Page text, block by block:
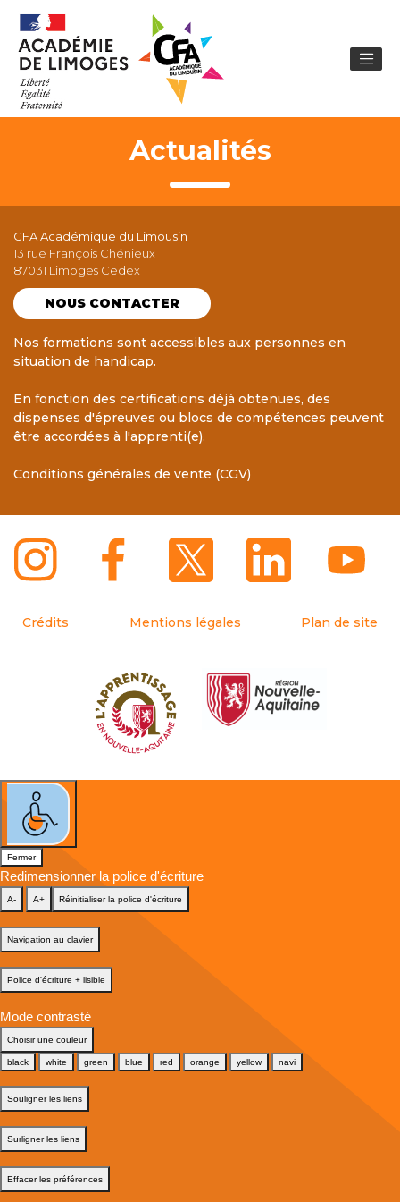
Actualités
CFA Académique du Limousin
13 rue François Chénieux
87031 Limoges Cedex
NOUS CONTACTER
Nos formations sont accessibles aux personnes en
situation de handicap.
En fonction des certifications déjà obtenues, des
dispenses d'épreuves ou blocs de compétences peuvent
être accordées à l'apprenti(e).
Conditions générales de vente (CGV)
Crédits Mentions légales Plan de site
Fermer
Redimensionner la police d'écriture
A- A+ Réinitialiser la police d'écriture
Navigation au clavier
Police d'écriture + lisible
Mode contrasté
Choisir une couleur
black white green blue red orange yellow navi
Souligner les liens
Surligner les liens
Effacer les préférences